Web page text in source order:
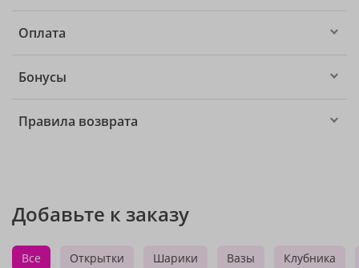
Оплата
Бонусы
Правила возврата
Добавьте к заказу
Все Открытки Шарики Вазы Клубника